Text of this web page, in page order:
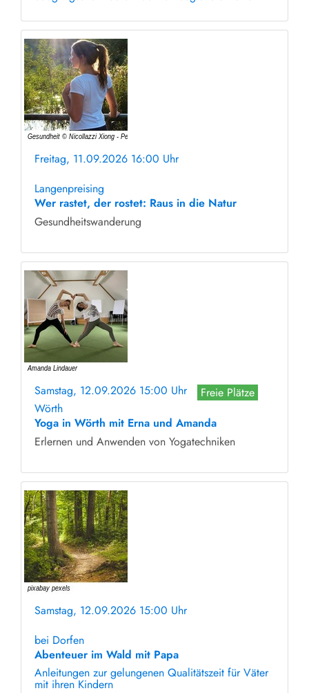
Freitag, 11.09.2026 16:00 Uhr
Langenpreising
Wer rastet, der rostet: Raus in die Natur
Gesundheitswanderung
Samstag, 12.09.2026 15:00 Uhr
Freie Plätze
Wörth
Yoga in Wörth mit Erna und Amanda
Erlernen und Anwenden von Yogatechniken
Samstag, 12.09.2026 15:00 Uhr
bei Dorfen
Abenteuer im Wald mit Papa
Anleitungen zur gelungenen Qualitätszeit für Väter
mit ihren Kindern